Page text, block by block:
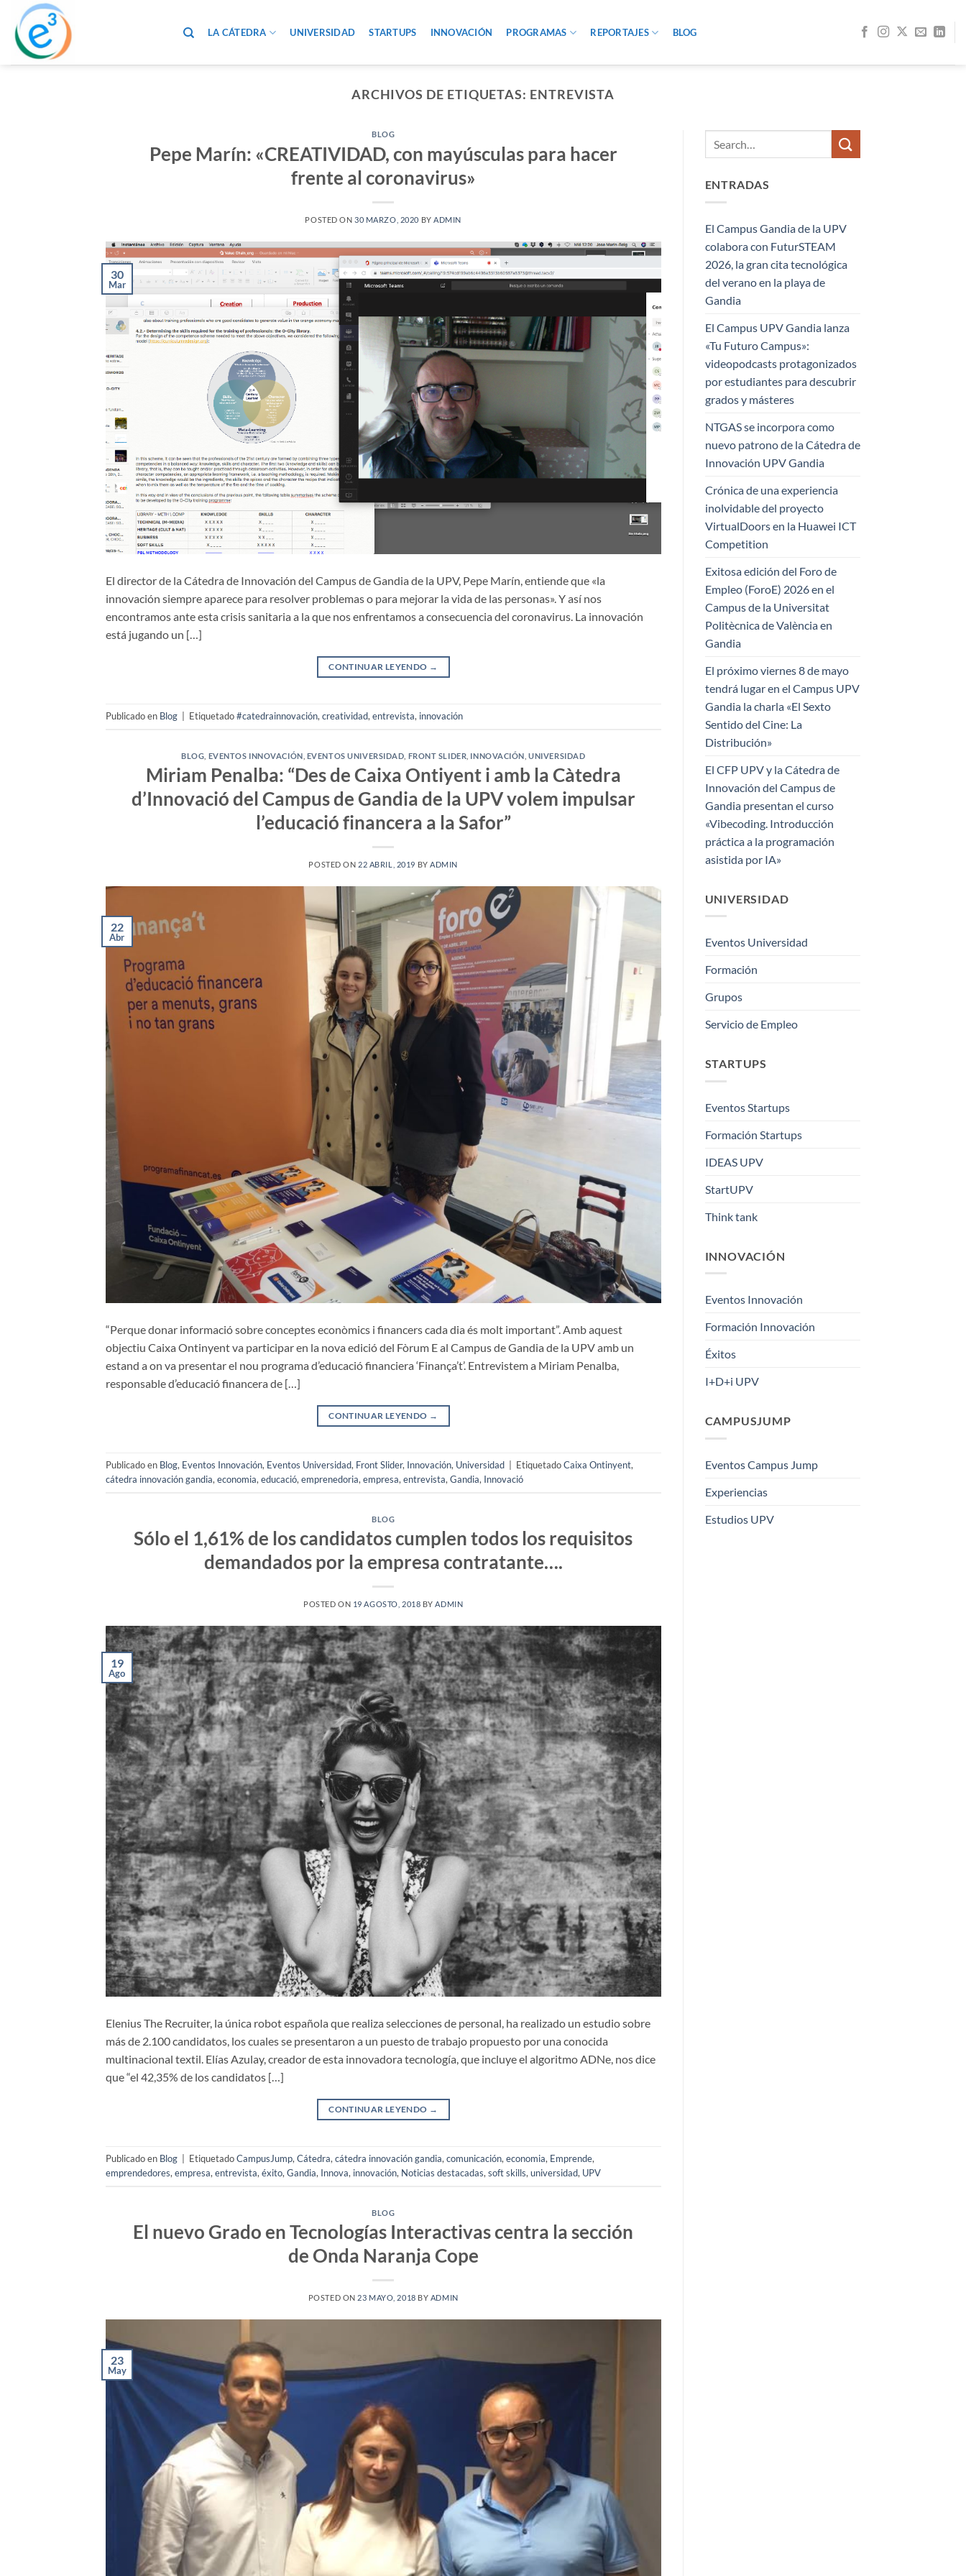
Saltar
contenido
LA CÁTEDRA UNIVERSIDAD STARTUPS INNOVACIÓN PROGRAMAS REPORTAJES BLOG
ARCHIVOS DE ETIQUETAS: ENTREVISTA
BLOG
Pepe Marín: «CREATIVIDAD, con mayúsculas para hacer
frente al coronavirus»
POSTED ON30 MARZO, 2020 BYADMIN
30
Mar
El director de la Cátedra de Innovación del Campus de Gandia de la UPV, Pepe Marín, entiende que «la
innovación siempre aparece para resolver problemas o para mejorar la vida de las personas». Y así nos
encontramos ante esta crisis sanitaria a la que nos enfrentamos a consecuencia del coronavirus. La innovación
está jugando un […]
CONTINUAR LEYENDO →
Publicado en Blog Etiquetado#catedrainnovación, creatividad, entrevista, innovación
BLOG EVENTOS INNOVACIÓN EVENTOS UNIVERSIDAD FRONT SLIDER INNOVACIÓN ,UNIVERSIDAD
Miriam Penalba: “Des de Caixa Ontiyent i amb la Càtedra
d’Innovació del Campus de Gandia de la UPV volem impulsar
l’educació financera a la Safor”
POSTED ON 22 ABRIL, 2019 BYADMIN
22
Abr
“Perque donar informació sobre conceptes econòmics i financers cada dia és molt important”. Amb aquest
objectiu Caixa Ontinyent va participar en la nova edició del Fòrum E al Campus de Gandia de la UPV amb un
estand a on va presentar el nou programa d’educació financiera ‘Finança’t’. Entrevistem a Miriam Penalba,
responsable d’educació financera de […]
CONTINUAR LEYENDO →
Publicado en Blog, Eventos Innovación, Eventos Universidad, Front Slider, Innovación, Universidad EtiquetadoCaixa Ontinyent,
cátedra innovación gandia, economia, educació, emprenedoria, empresa, entrevista, Gandia, Innovació
BLOG
Sólo el 1,61% de los candidatos cumplen todos los requisitos
demandados por la empresa contratante….
POSTED ON 19 AGOSTO, 2018 BYADMIN
19
Ago
Elenius The Recruiter, la única robot española que realiza selecciones de personal, ha realizado un estudio sobre
más de 2.100 candidatos, los cuales se presentaron a un puesto de trabajo propuesto por una conocida
multinacional textil. Elías Azulay, creador de esta innovadora tecnología, que incluye el algoritmo ADNe, nos dice
que “el 42,35% de los candidatos […]
CONTINUAR LEYENDO →
Publicado en Blog EtiquetadoCampusJump, Cátedra, cátedra innovación gandia, comunicación, economia, Emprende,
emprendedores, empresa, entrevista, éxito, Gandia, Innova, innovación, Noticias destacadas, soft skills, universidad, UPV
BLOG
El nuevo Grado en Tecnologías Interactivas centra la sección
de Onda Naranja Cope
POSTED ON 23 MAYO, 2018 BY ADMIN
23
May
ENTRADAS
El Campus Gandia de la UPV
colabora con FuturSTEAM
2026, la gran cita tecnológica
del verano en la playa de
Gandia
El Campus UPV Gandia lanza
«Tu Futuro Campus»:
videopodcasts protagonizados
por estudiantes para descubrir
grados y másteres
NTGAS se incorpora como
nuevo patrono de la Cátedra de
Innovación UPV Gandia
Crónica de una experiencia
inolvidable del proyecto
VirtualDoors en la Huawei ICT
Competition
Exitosa edición del Foro de
Empleo (ForoE) 2026 en el
Campus de la Universitat
Politècnica de València en
Gandia
El próximo viernes 8 de mayo
tendrá lugar en el Campus UPV
Gandia la charla «El Sexto
Sentido del Cine: La
Distribución»
El CFP UPV y la Cátedra de
Innovación del Campus de
Gandia presentan el curso
«Vibecoding. Introducción
práctica a la programación
asistida por IA»
UNIVERSIDAD
Eventos Universidad
Formación
Grupos
Servicio de Empleo
STARTUPS
Eventos Startups
Formación Startups
IDEAS UPV
StartUPV
Think tank
INNOVACIÓN
Eventos Innovación
Formación Innovación
Éxitos
I+D+i UPV
CAMPUSJUMP
Eventos Campus Jump
Experiencias
Estudios UPV